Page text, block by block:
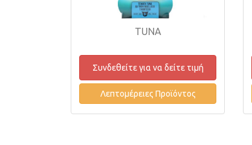
TUNA
Συνδεθείτε για να δείτε τιμή
Λεπτομέρειες Προϊόντος